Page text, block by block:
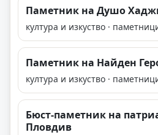
Паметник на Душо
култура и изкуство ·
Паметник на Найден
култура и изкуство ·
Бюст-паметник на
Пловдив